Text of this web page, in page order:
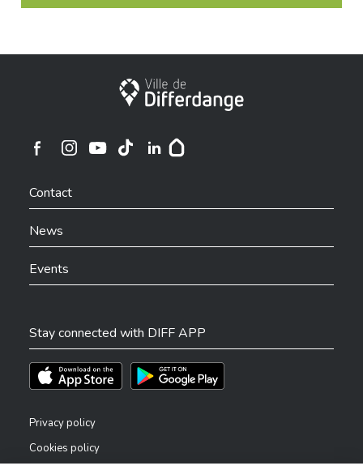
City of Differdange
Ville de Differdange sur Instagram
Contact
News
Events
Stay connected with DIFF APP
Téléchargez l'app sur l'App StoreTéléchargez l'app sur Play Store
Privacy policy
Cookies policy